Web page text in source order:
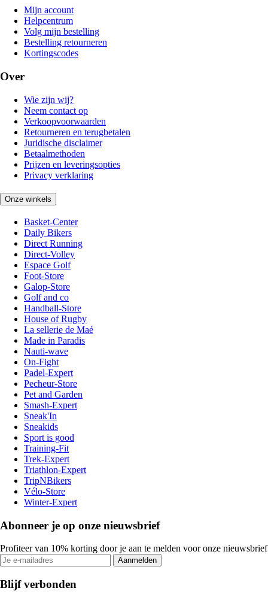
Mijn account
Helpcentrum
Volg mijn bestelling
Bestelling retourneren
Kortingscodes
Over
Wie zijn wij?
Neem contact op
Verkoopvoorwaarden
Retourneren en terugbetalen
Juridische disclaimer
Betaalmethoden
Prijzen en leveringsopties
Privacy verklaring
Onze winkels
Basket-Center
Daily Bikers
Direct Running
Direct-Volley
Espace Golf
Foot-Store
Galop-Store
Golf and co
Handball-Store
House of Rugby
La sellerie de Maé
Made in Paradis
Nauti-wave
On-Fight
Padel-Expert
Pecheur-Store
Pet and Garden
Smash-Expert
Sneak'In
Sneakids
Sport is good
Training-Fit
Trek-Expert
Triathlon-Expert
TripNBikers
Vélo-Store
Winter-Expert
Abonneer je op onze nieuwsbrief
Profiteer van 10% korting door je aan te melden voor onze nieuwsbrief
Aanmelden
Blijf verbonden